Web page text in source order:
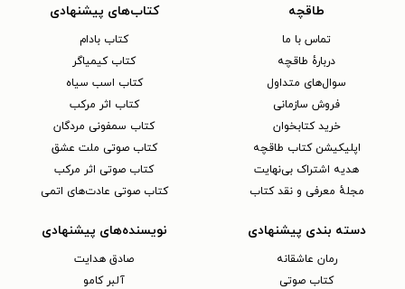
طاقچه
تماس با ما
دربارهٔ طاقچه
سوال‌های متداول
فروش سازمانی
خرید کتابخوان
اپلیکیشن کتاب طاقچه
هدیه اشتراک بی‌نهایت
مجلهٔ معرفی و نقد کتاب
کتاب‌های پیشنهادی
کتاب بادام
کتاب کیمیاگر
کتاب اسب سیاه
کتاب اثر مرکب
کتاب سمفونی مردگان
کتاب صوتی ملت عشق
کتاب صوتی اثر مرکب
کتاب صوتی عادت‌های اتمی
دسته بندی پیشنهادی
رمان عاشقانه
کتاب‌ صوتی
نویسنده‌های پیشنهادی
صادق هدایت
آلبر کامو